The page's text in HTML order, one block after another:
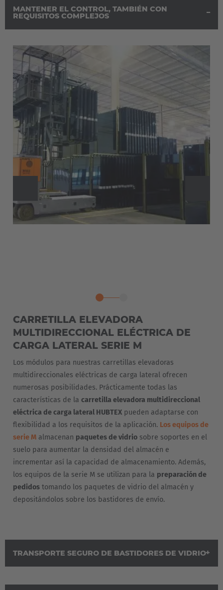
EUROPE
Belgium
Česká republika
Cesko
MANTENER EL CONTROL, TAMBIÉN CON
REQUISITOS COMPLEJOS
CARRETILLA ELEVADORA
MULTIDIRECCIONAL ELÉCTRICA DE
CARGA LATERAL SERIE M
Los módulos para nuestras carretillas elevadoras
multidireccionales eléctricas de carga lateral ofrecen
numerosas posibilidades. Prácticamente todas las
características de la carretilla elevadora multidireccional
eléctrica de carga lateral HUBTEX pueden adaptarse con
flexibilidad a los requisitos de la aplicación. Los equipos de
serie M almacenan paquetes de vidrio sobre soportes en el
suelo para aumentar la densidad del almacén e
incrementar así la capacidad de almacenamiento. Además,
los equipos de la serie M se utilizan para la preparación de
pedidos tomando los paquetes de vidrio del almacén y
depositándolos sobre los bastidores de envío.
TRANSPORTE SEGURO DE BASTIDORES DE VIDRIO